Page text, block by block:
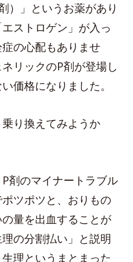
）」というお薬があり
ストロゲン」が入っ
の心配もありませ
リックのP剤が登場し
価格になりました。
り換えてみようか
剤のマイナートラブル
ツポツと、おりもの
量を出血することが
の分割払い」と説明
理というまとまった